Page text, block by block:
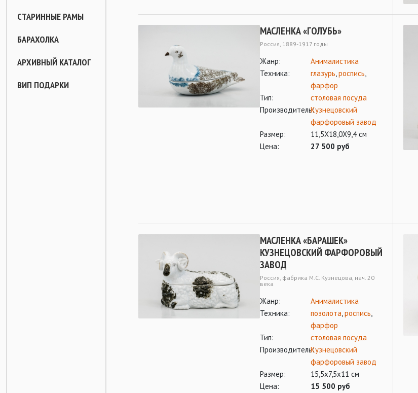
СТАРИННЫЕ РАМЫ
БАРАХОЛКА
АРХИВНЫЙ КАТАЛОГ
ВИП ПОДАРКИ
МАСЛЕНКА «ГОЛУБЬ»
Россия, 1889-1917 годы
Жанр:
Анималистика
Техника:
глазурь роспись
фарфор
Тип:
столовая посуда
Производитель:Кузнецовский
фарфоровый завод
Размер:
11,5Х18,0Х9,4 см
Цена:
27 500 руб
МАСЛЕНКА «БАРАШЕК»
КУЗНЕЦОВСКИЙ ФАРФОРОВЫЙ
ЗАВОД
Россия, фабрика М.С. Кузнецова, нач. 20
века
Жанр:
Анималистика
Техника:
позолота роспись
фарфор
Тип:
столовая посуда
Производитель:Кузнецовский
фарфоровый завод
Размер:
15,5х7,5х11 см
Цена:
15 500 руб